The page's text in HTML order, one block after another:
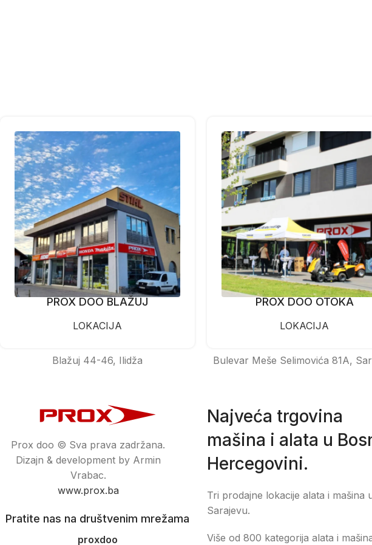
PROX DOO BLAŽUJ
LOKACIJA
Blažuj 44-46, Ilidža
PROX DOO OTOKA
LOKACIJA
Bulevar Meše Selimovića 81A,
Prox doo © Sva prava zadržana.
Dizajn & development by Armin
Vrabac.
www.prox.ba
Pratite nas na društvenim mrežama
proxdoo
Najveća trgovina
mašina i alata u
Hercegovini.
Tri prodajne lokacije alata i mašina
Sarajevu.
Više od 800 kategorija alata i